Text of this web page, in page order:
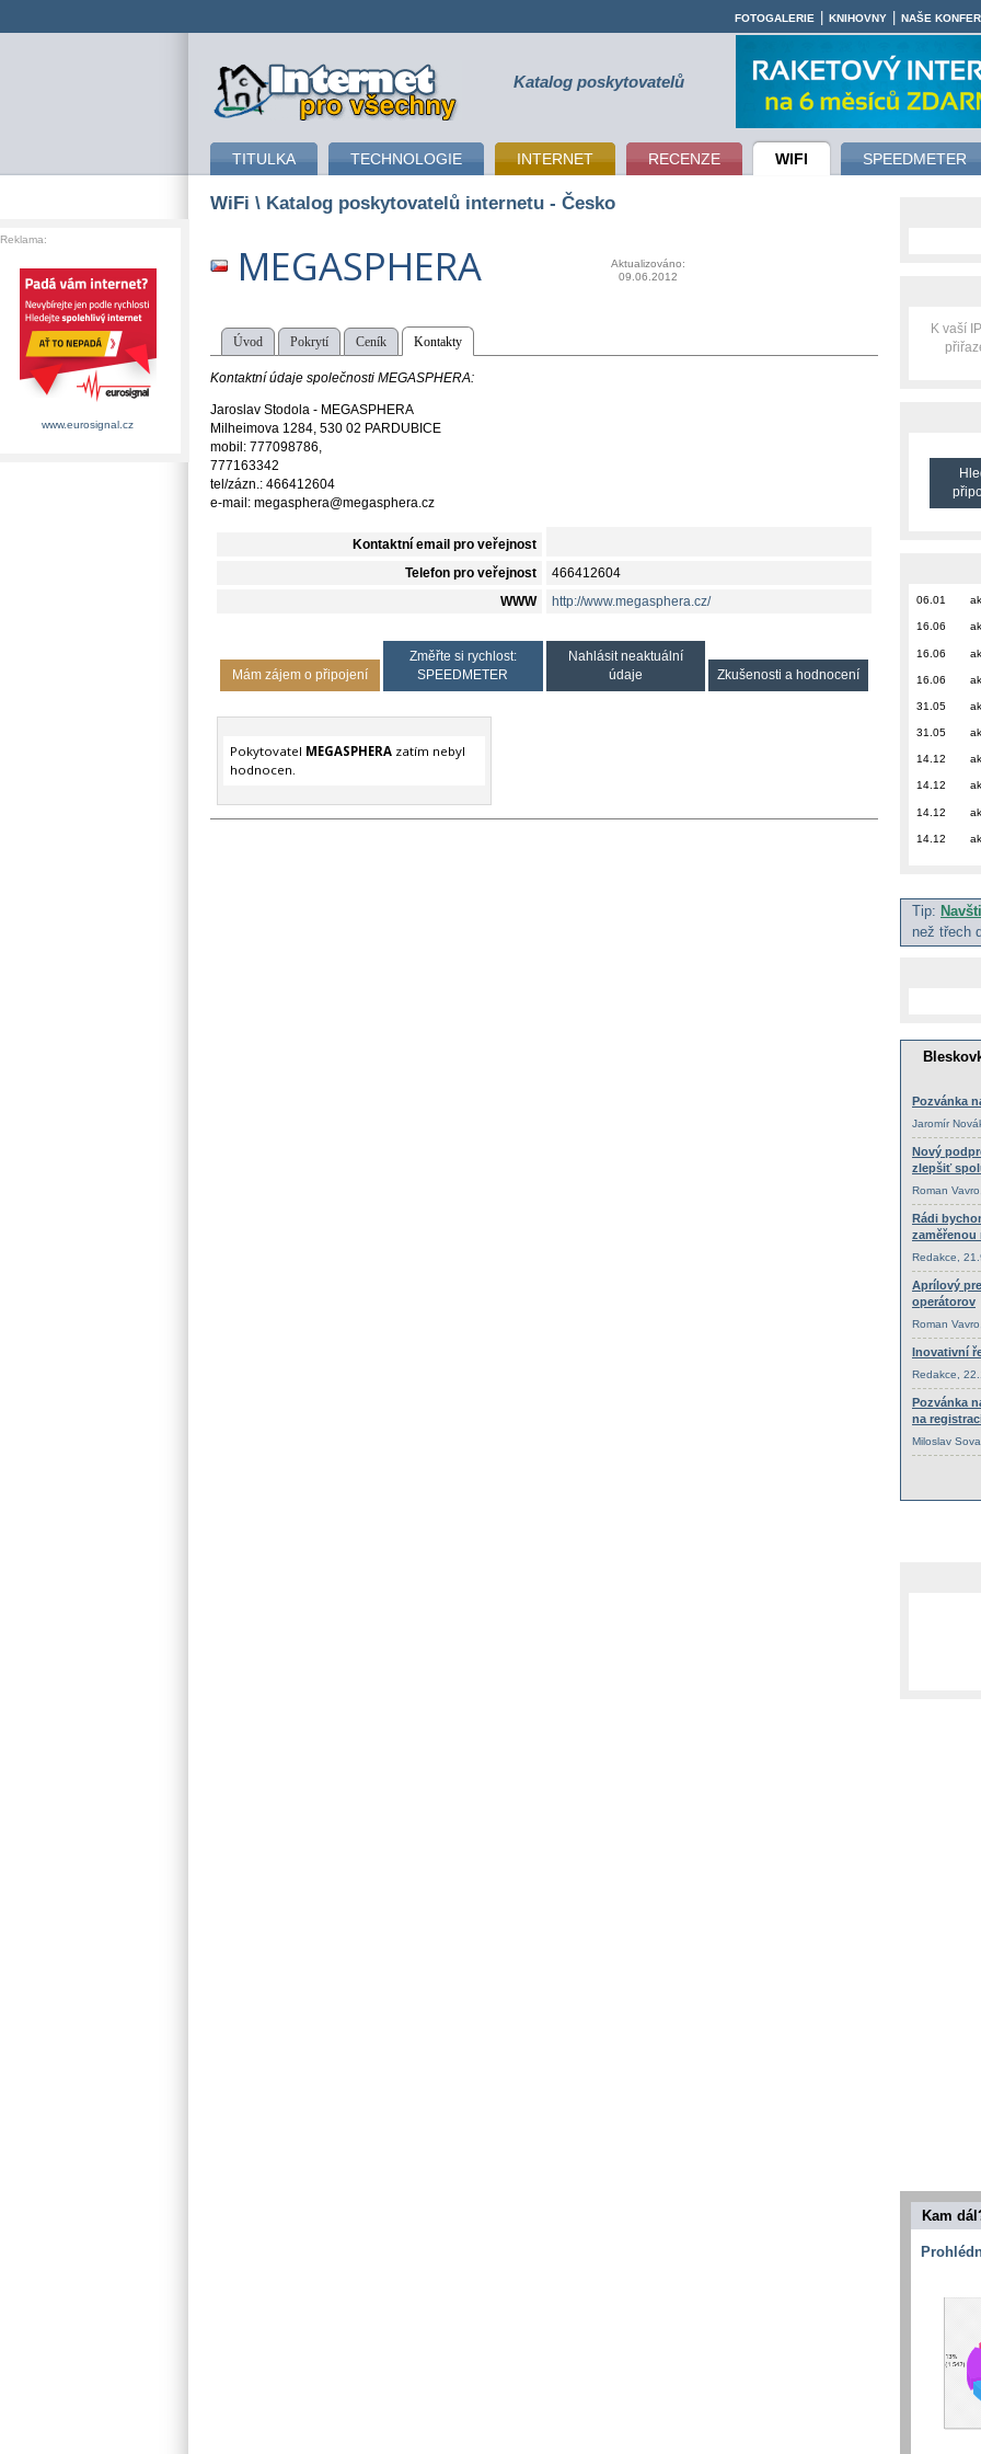
připojení k internetu Katalog poskytovatelů
TITULKA TECHNOLOGIE INTERNET RECENZE WIFI SPEEDMETER
FOTOGALERIE KNIHOVNY NAŠE
WiFi \ Katalog poskytovatelů internetu - Česko
MEGASPHERA
Aktualizováno:
09.06.2012
Úvod Pokrytí Ceník Kontakty
Kontaktní údaje společnosti MEGASPHERA:
Jaroslav Stodola - MEGASPHERA
Milheimova 1284, 530 02 PARDUBICE
mobil: 777098786,
777163342
tel/zázn.: 466412604
e-mail: megasphera@megasphera.cz
Kontaktní email pro veřejnost
Telefon pro veřejnost 466412604
WWW http://www.megasphera.cz/
Mám zájem o připojení
Změřte si rychlost:
SPEEDMETER
Nahlásit neaktuální
údaje
Zkušenosti a hodnocení
Pokytovatel MEGASPHERAzatím nebyl
hodnocen.
K vaší
06.01
16.06
16.06
16.06
31.05
31.05
14.12
14.12
14.12
14.12
Tip:
než třech
Kam
Reklama:
www.eurosignal.cz